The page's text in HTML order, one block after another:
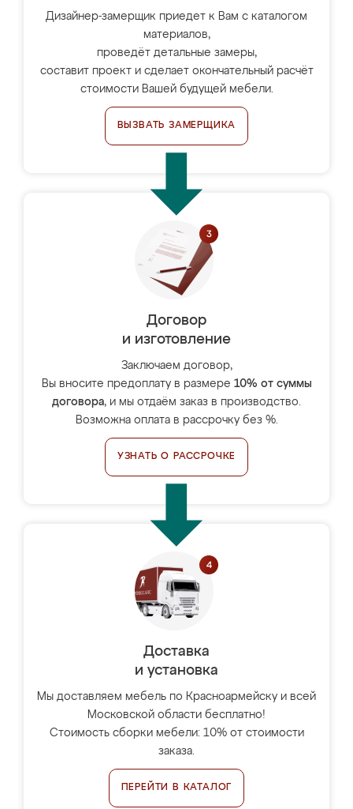
Дизайнер-замерщик приедет к Вам с каталогом
материалов,
проведёт детальные замеры,
составит проект и сделает окончательный расчёт
стоимости Вашей будущей мебели.
ВЫЗВАТЬ ЗАМЕРЩИКА
Договор
и изготовление
Заключаем договор,
Вы вносите предоплату в размере 10% от суммы
договора, и мы отдаём заказ в производство.
Возможна оплата в рассрочку без %.
УЗНАТЬ О РАССРОЧКЕ
Доставка
и установка
Мы доставляем мебель по Красноармейску и всей
Московской области бесплатно!
Стоимость сборки мебели: 10% от стоимости
заказа.
ПЕРЕЙТИ В КАТАЛОГ